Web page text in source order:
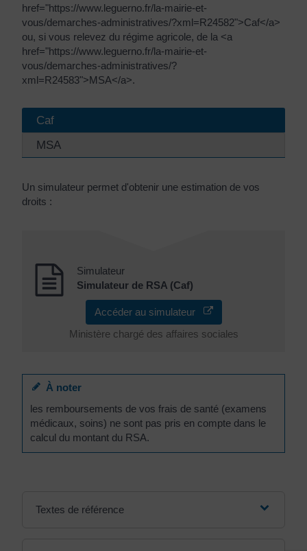
href="https://www.leguerno.fr/la-mairie-et-
vous/demarches-administratives/?xml=R24582">Caf</a>
ou, si vous relevez du régime agricole, de la <a
href="https://www.leguerno.fr/la-mairie-et-
vous/demarches-administratives/?
xml=R24583">MSA</a>.
Caf
MSA
Un simulateur permet d'obtenir une estimation de vos
droits :
Simulateur
Simulateur de RSA (Caf)
Accéder au simulateur
Ministère chargé des affaires sociales
À noter
les remboursements de vos frais de santé (examens
médicaux, soins) ne sont pas pris en compte dans le
calcul du montant du RSA.
Textes de référence